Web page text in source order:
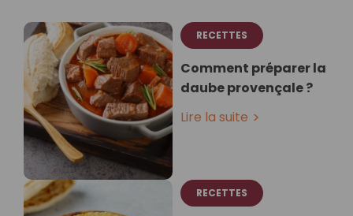
RECETTES
Comment préparer la
daube provençale ?
Lire la suite
RECETTES